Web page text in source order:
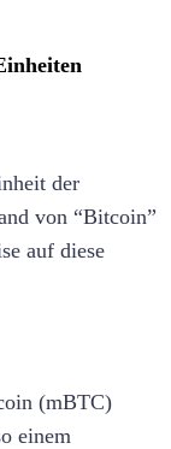
der
von “Bitcoin”
auf diese
(mBTC)
einem